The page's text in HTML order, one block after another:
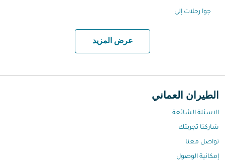
جوا رحلات إلى
عرض المزيد
الطيران العماني
الاسئلة الشائعة
شاركنا تجربتك
تواصل معنا
إمكانية الوصول